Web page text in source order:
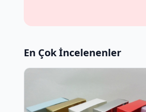
En Çok İncelenenler